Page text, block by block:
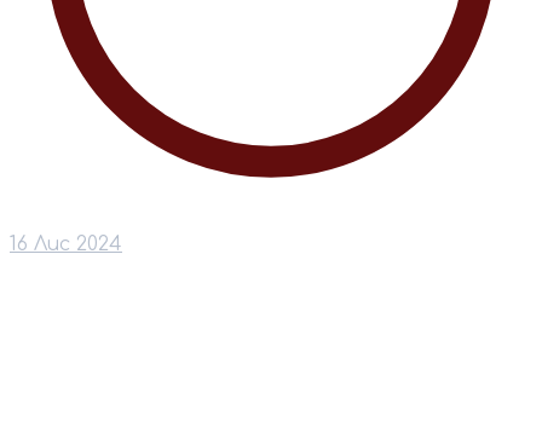
16 Лис 2024